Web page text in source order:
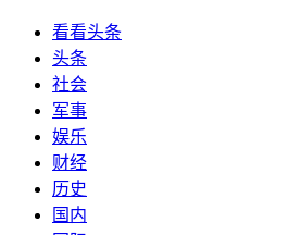
看看头条
头条
社会
军事
娱乐
财经
历史
国内